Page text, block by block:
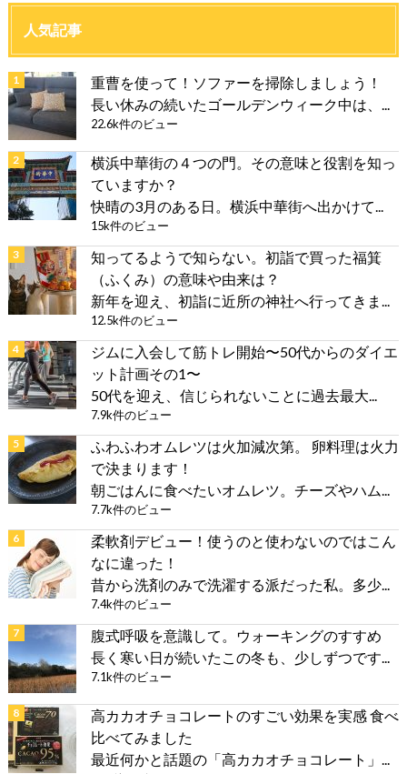
人気記事
重曹を使って！ソファーを掃除しましょう！
長い休みの続いたゴールデンウィーク中は、...
22.6k件のビュー
横浜中華街の４つの門。その意味と役割を知っ
ていますか？
快晴の3月のある日。横浜中華街へ出かけて...
15k件のビュー
知ってるようで知らない。初詣で買った福箕
（ふくみ）の意味や由来は？
新年を迎え、初詣に近所の神社へ行ってきま...
12.5k件のビュー
ジムに入会して筋トレ開始〜50代からのダイエ
ット計画その1〜
50代を迎え、信じられないことに過去最大...
7.9k件のビュー
ふわふわオムレツは火加減次第。 卵料理は火力
で決まります！
朝ごはんに食べたいオムレツ。チーズやハム...
7.7k件のビュー
柔軟剤デビュー！使うのと使わないのではこん
なに違った！
昔から洗剤のみで洗濯する派だった私。多少...
7.4k件のビュー
腹式呼吸を意識して。ウォーキングのすすめ
長く寒い日が続いたこの冬も、少しずつです...
7.1k件のビュー
高カカオチョコレートのすごい効果を実感 食べ
比べてみました
最近何かと話題の「高カカオチョコレート」...